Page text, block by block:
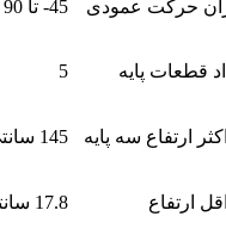
حرکت عمودی 45- تا 90 درجه
قطعات پایه 5 ‍
ارتفاع سه پایه 145 سانتی متر
ارتفاع 17.8 سانتی متر